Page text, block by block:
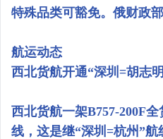
特殊品类可豁免。俄财政
航运动态
西北货航开通“深圳=胡志
西北货航一架B757-200F
线，这是继“深圳=杭州”